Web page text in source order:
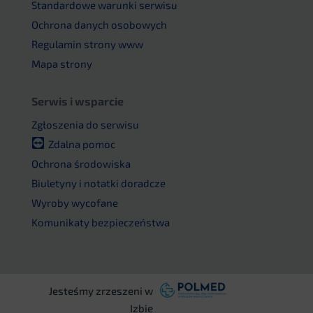
Standardowe warunki serwisu
Ochrona danych osobowych
Regulamin strony www
Mapa strony
Serwis i wsparcie
Zgłoszenia do serwisu
Zdalna pomoc
Ochrona środowiska
Biuletyny i notatki doradcze
Wyroby wycofane
Komunikaty bezpieczeństwa
Jesteśmy zrzeszeni w
Izbie